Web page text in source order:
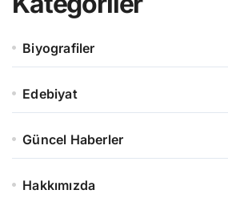
Biyografiler
Edebiyat
Güncel Haberler
Hakkımızda